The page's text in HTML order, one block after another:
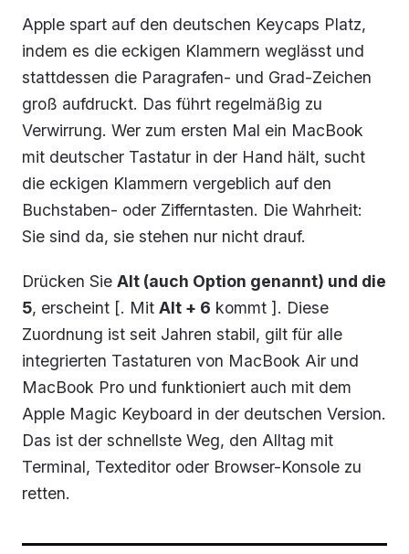
Apple spart auf den deutschen Keycaps Platz,
indem es die eckigen Klammern weglässt und
stattdessen die Paragrafen- und Grad-Zeichen
groß aufdruckt. Das führt regelmäßig zu
Verwirrung. Wer zum ersten Mal ein MacBook
mit deutscher Tastatur in der Hand hält, sucht
die eckigen Klammern vergeblich auf den
Buchstaben- oder Zifferntasten. Die Wahrheit:
Sie sind da, sie stehen nur nicht drauf.
Drücken Sie Alt (auch Option genannt) und die
5, erscheint [. Mit Alt + 6 kommt ]. Diese
Zuordnung ist seit Jahren stabil, gilt für alle
integrierten Tastaturen von MacBook Air und
MacBook Pro und funktioniert auch mit dem
Apple Magic Keyboard in der deutschen Version.
Das ist der schnellste Weg, den Alltag mit
Terminal, Texteditor oder Browser-Konsole zu
retten.